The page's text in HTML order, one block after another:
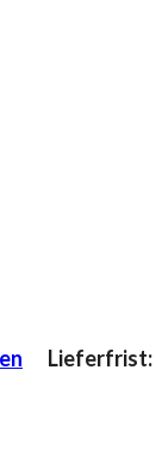
Lieferfrist: